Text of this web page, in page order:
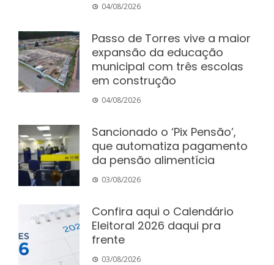
04/08/2026
Passo de Torres vive a maior
expansão da educação
municipal com três escolas
em construção
04/08/2026
Sancionado o ‘Pix Pensão’,
que automatiza pagamento
da pensão alimentícia
03/08/2026
Confira aqui o Calendário
Eleitoral 2026 daqui pra
frente
03/08/2026